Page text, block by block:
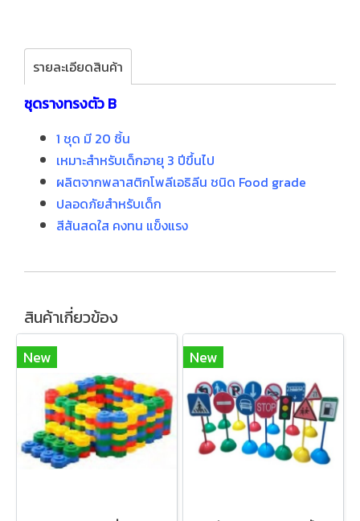
รายละเอียดสินค้า
ชุดรางทรงตัว B
1 ชุด มี 20 ชิ้น
เหมาะสำหรับเด็กอายุ 3 ปีขึ้นไป
ผลิตจากพลาสติกโพลีเอธิลีน ชนิด Food grade
ปลอดภัยสำหรับเด็ก
สีสันสดใส คงทน แข็งแรง
สินค้าเกี่ยวข้อง
New New